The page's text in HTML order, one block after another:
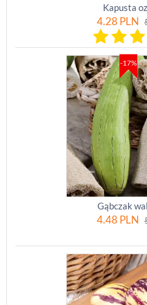
Kapusta
4.28 PLN
-17%
Gąbczak
4.48 PLN